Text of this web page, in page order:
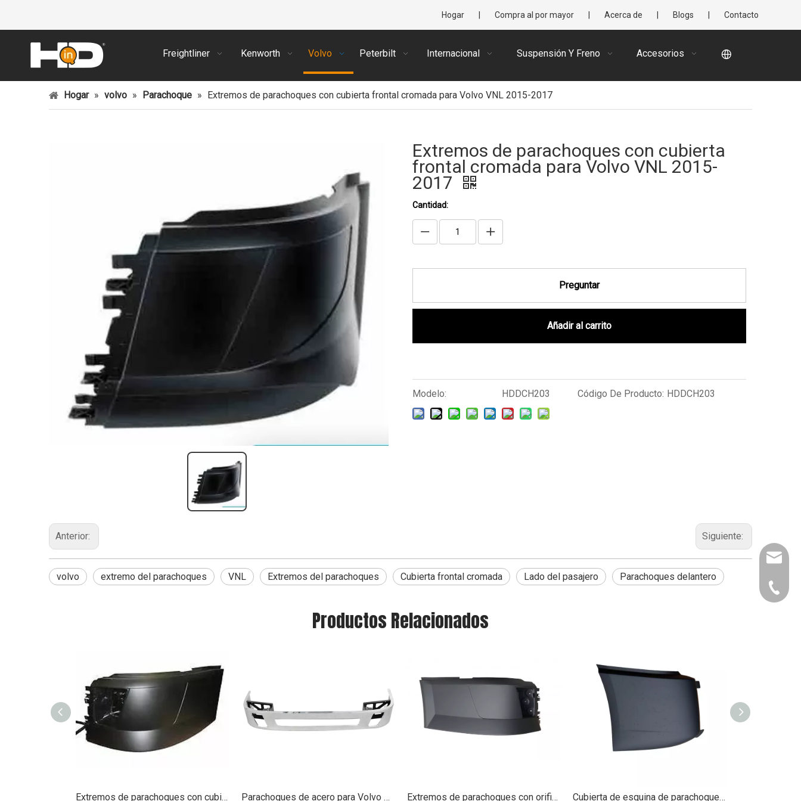
Hogar Compra al por mayor Acerca de Blogs Contacto
Freightliner Kenworth Volvo Peterbilt Internacional Suspensión Y Freno Accesorios
Hogar » volvo » Parachoque » Extremos de parachoques con cubierta frontal cromada para Volvo VNL 2015-2017
Extremos de parachoques con cubierta
frontal cromada para Volvo VNL 2015-
2017
Cantidad:
Preguntar
Añadir al carrito
Modelo: HDDCH203 Código De Producto: HDDCH203
Anterior: Siguiente:
volvo extremo del parachoques VNL Extremos del parachoques Cubierta frontal cromada Lado del pasajero Parachoques delantero
Productos Relacionados
Extremos de parachoques con cubierta frontal cromada para Volvo VNL 2004-2015 Parachoques de acero para Volvo VNL 2004 - 2017 Extremos de parachoques con orificio para luz antiniebla para Volvo VNL 2004-2015 Cubierta de esquina de parachoques para Volvo VNL 2018-2020
inq-
909-